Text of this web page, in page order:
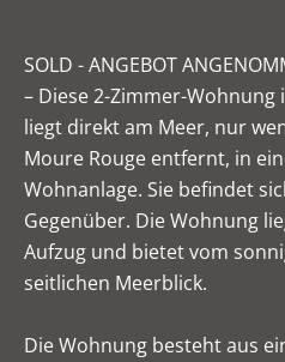
SOLD - ANGEBOT
– Diese 2-Zimmer-Wohnung
liegt direkt am Meer, nur
Moure Rouge entfernt, in
Wohnanlage. Sie befindet
Gegenüber. Die Wohnung
Aufzug und bietet vom
seitlichen Meerblick.
Die Wohnung besteht aus